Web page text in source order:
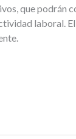
que podrán
laboral.